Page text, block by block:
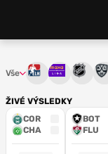
ŽIVÉ VÝSLEDKY
COR
CHA
BOT
FLU
Vše Tipsport extraliga
Maxa ligaNHL